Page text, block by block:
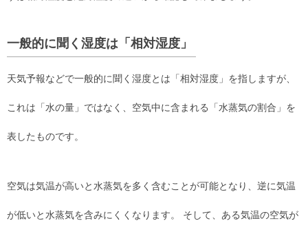
一般的に聞く湿度は「相対湿度」
天気予報などで一般的に聞く湿度とは「相対湿度」を指しますが、
これは「水の量」ではなく、空気中に含まれる「水蒸気の割合」を
表したものです。
空気は気温が高いと水蒸気を多く含むことが可能となり、逆に気温
が低いと水蒸気を含みにくくなります。 そして、ある気温の空気が